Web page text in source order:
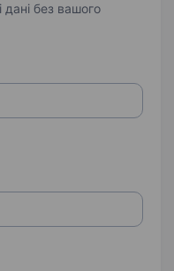
дані без вашого